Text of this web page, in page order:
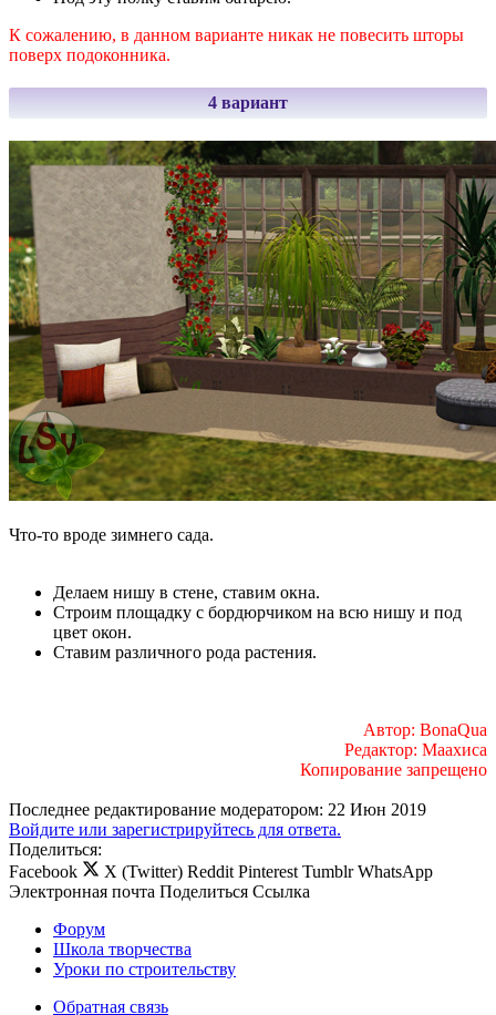
К сожалению, в данном варианте никак не повесить шторы
поверх подоконника.
4 вариант
Что-то вроде зимнего сада.
Делаем нишу в стене, ставим окна.
Строим площадку с бордюрчиком на всю нишу и под
цвет окон.
Ставим различного рода растения.
Автор: BonaQua
Редактор: Маахиса
Копирование запрещено
Последнее редактирование модератором: 22 Июн 2019
Войдите или зарегистрируйтесь для ответа.
Поделиться:
Facebook
X (Twitter) Reddit Pinterest Tumblr WhatsApp
Электронная почта Поделиться Ссылка
Форум
Школа творчества
Уроки по строительству
Обратная связь